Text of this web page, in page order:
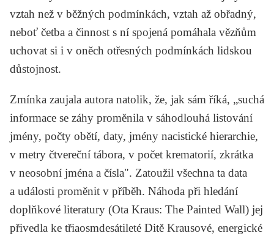
vztah než v běžných podmínkách, vztah až obřadný,
neboť četba a činnost s ní spojená pomáhala vězňům
uchovat si i v oněch otřesných podmínkách lidskou
důstojnost.
Zmínka zaujala autora natolik, že, jak sám říká, „suchá
informace se záhy proměnila v sáhodlouhá listování
jmény, počty obětí, daty, jmény nacistické hierarchie,
v metry čtvereční tábora, v počet krematorií, zkrátka
v neosobní jména a čísla". Zatoužil všechna ta data
a události proměnit v příběh. Náhoda při hledání
doplňkové literatury (Ota Kraus: The Painted Wall) jej
přivedla ke třiaosmdesátileté Ditě Krausové, energické